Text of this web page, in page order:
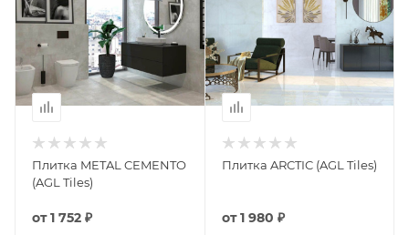
Плитка METAL CEMENTO
(AGL Tiles)
от1 752 ₽
Плитка ARCTIC (AGL Tiles)
от1 980 ₽